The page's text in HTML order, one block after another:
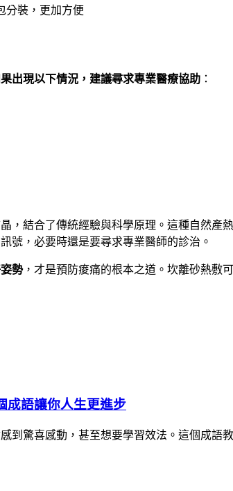
分裝，更加方便
出現以下情況，建議尋求專業醫療協助 ：
，結合了傳統經驗與科學原理。這種自然
號，必要時還是要尋求專業醫師的診治。
勢，才是預防痠痛的根本之道。坎離砂熱敷
成語讓你人生更進步
到驚喜感動，甚至想要學習效法。這個成